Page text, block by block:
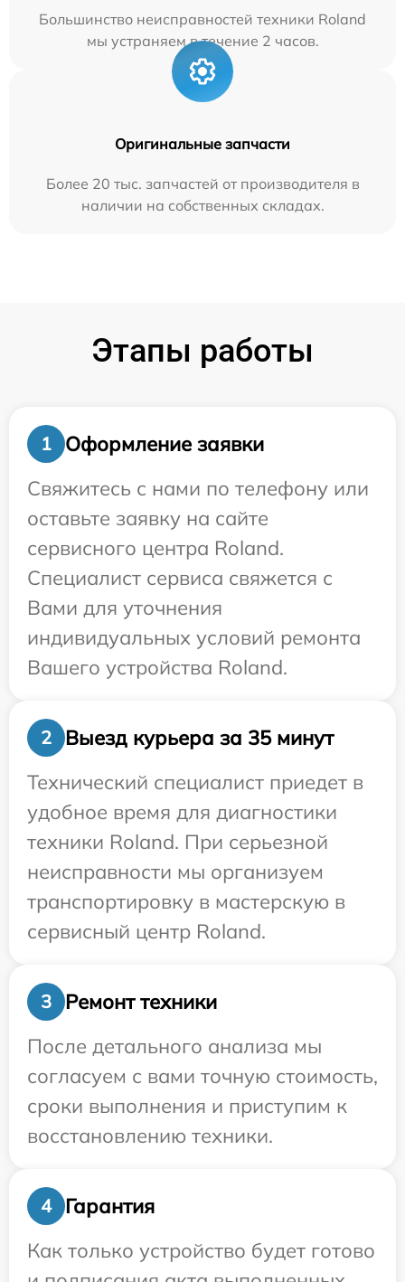
Большинство неисправностей техники Roland
мы устраняем в течение 2 часов.
Оригинальные запчасти
Более 20 тыс. запчастей от производителя в
наличии на собственных складах.
Этапы работы
1
Оформление заявки
Свяжитесь с нами по телефону или
оставьте заявку на сайте
сервисного центра Roland.
Специалист сервиса свяжется с
Вами для уточнения
индивидуальных условий ремонта
Вашего устройства Roland.
2
Выезд курьера за 35 минут
Технический специалист приедет в
удобное время для диагностики
техники Roland. При серьезной
неисправности мы организуем
транспортировку в мастерскую в
сервисный центр Roland.
3
Ремонт техники
После детального анализа мы
согласуем с вами точную стоимость,
сроки выполнения и приступим к
восстановлению техники.
4
Гарантия
Как только устройство будет готово